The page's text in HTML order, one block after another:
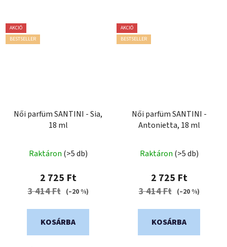
AKCIÓ
BESTSELLER
Női parfüm SANTINI - Sia,
18 ml
Raktáron (>5 db)
2 725 Ft
3 414 Ft (–20 %)
KOSÁRBA
AKCIÓ
BESTSELLER
Női parfüm SANTINI -
Antonietta, 18 ml
Raktáron (>5 db)
2 725 Ft
3 414 Ft (–20 %)
KOSÁRBA